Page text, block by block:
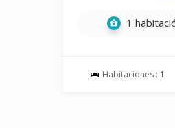
1
Habitaciones : 1